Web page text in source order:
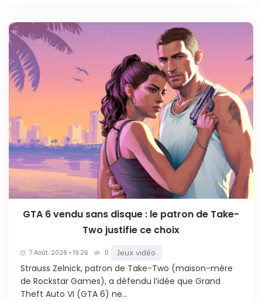
GTA 6 vendu sans disque : le patron de Take-
Two justifie ce choix
7 Août. 2026 • 19:26 0 Jeux vidéo
Strauss Zelnick, patron de Take-Two (maison-mère
de Rockstar Games), a défendu l’idée que Grand
Theft Auto VI (GTA 6) ne...